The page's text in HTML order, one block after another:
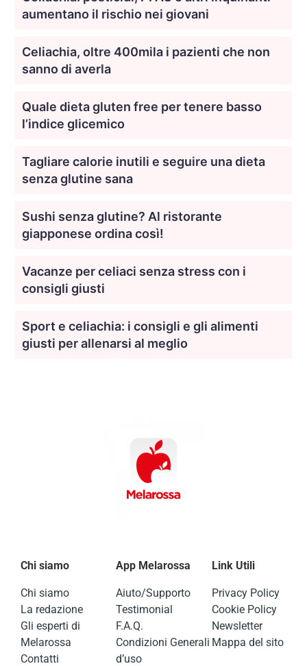
aumentano il rischio nei giovani
Celiachia, oltre 400mila i pazienti che non
sanno di averla
Quale dieta gluten free per tenere basso
l’indice glicemico
Tagliare calorie inutili e seguire una dieta
senza glutine sana
Sushi senza glutine? Al ristorante
giapponese ordina così!
Vacanze per celiaci senza stress con i
consigli giusti
Sport e celiachia: i consigli e gli alimenti
giusti per allenarsi al meglio
Chi siamo
Chi siamo
La redazione
Gli esperti di
Melarossa
Contatti
App Melarossa
Aiuto/Supporto
Testimonial
F.A.Q.
Condizioni Generali
d’uso
Link Utili
Privacy Policy
Cookie Policy
Newsletter
Mappa del sito